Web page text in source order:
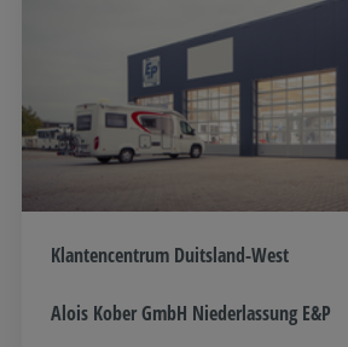
Klantencentrum Duitsland-West
Alois Kober GmbH Niederlassung E&P